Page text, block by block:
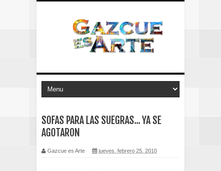
SOFAS PARA LAS SUEGRAS... YA SE
AGOTARON
Gazcue es Arte jueves, febrero 25, 2010